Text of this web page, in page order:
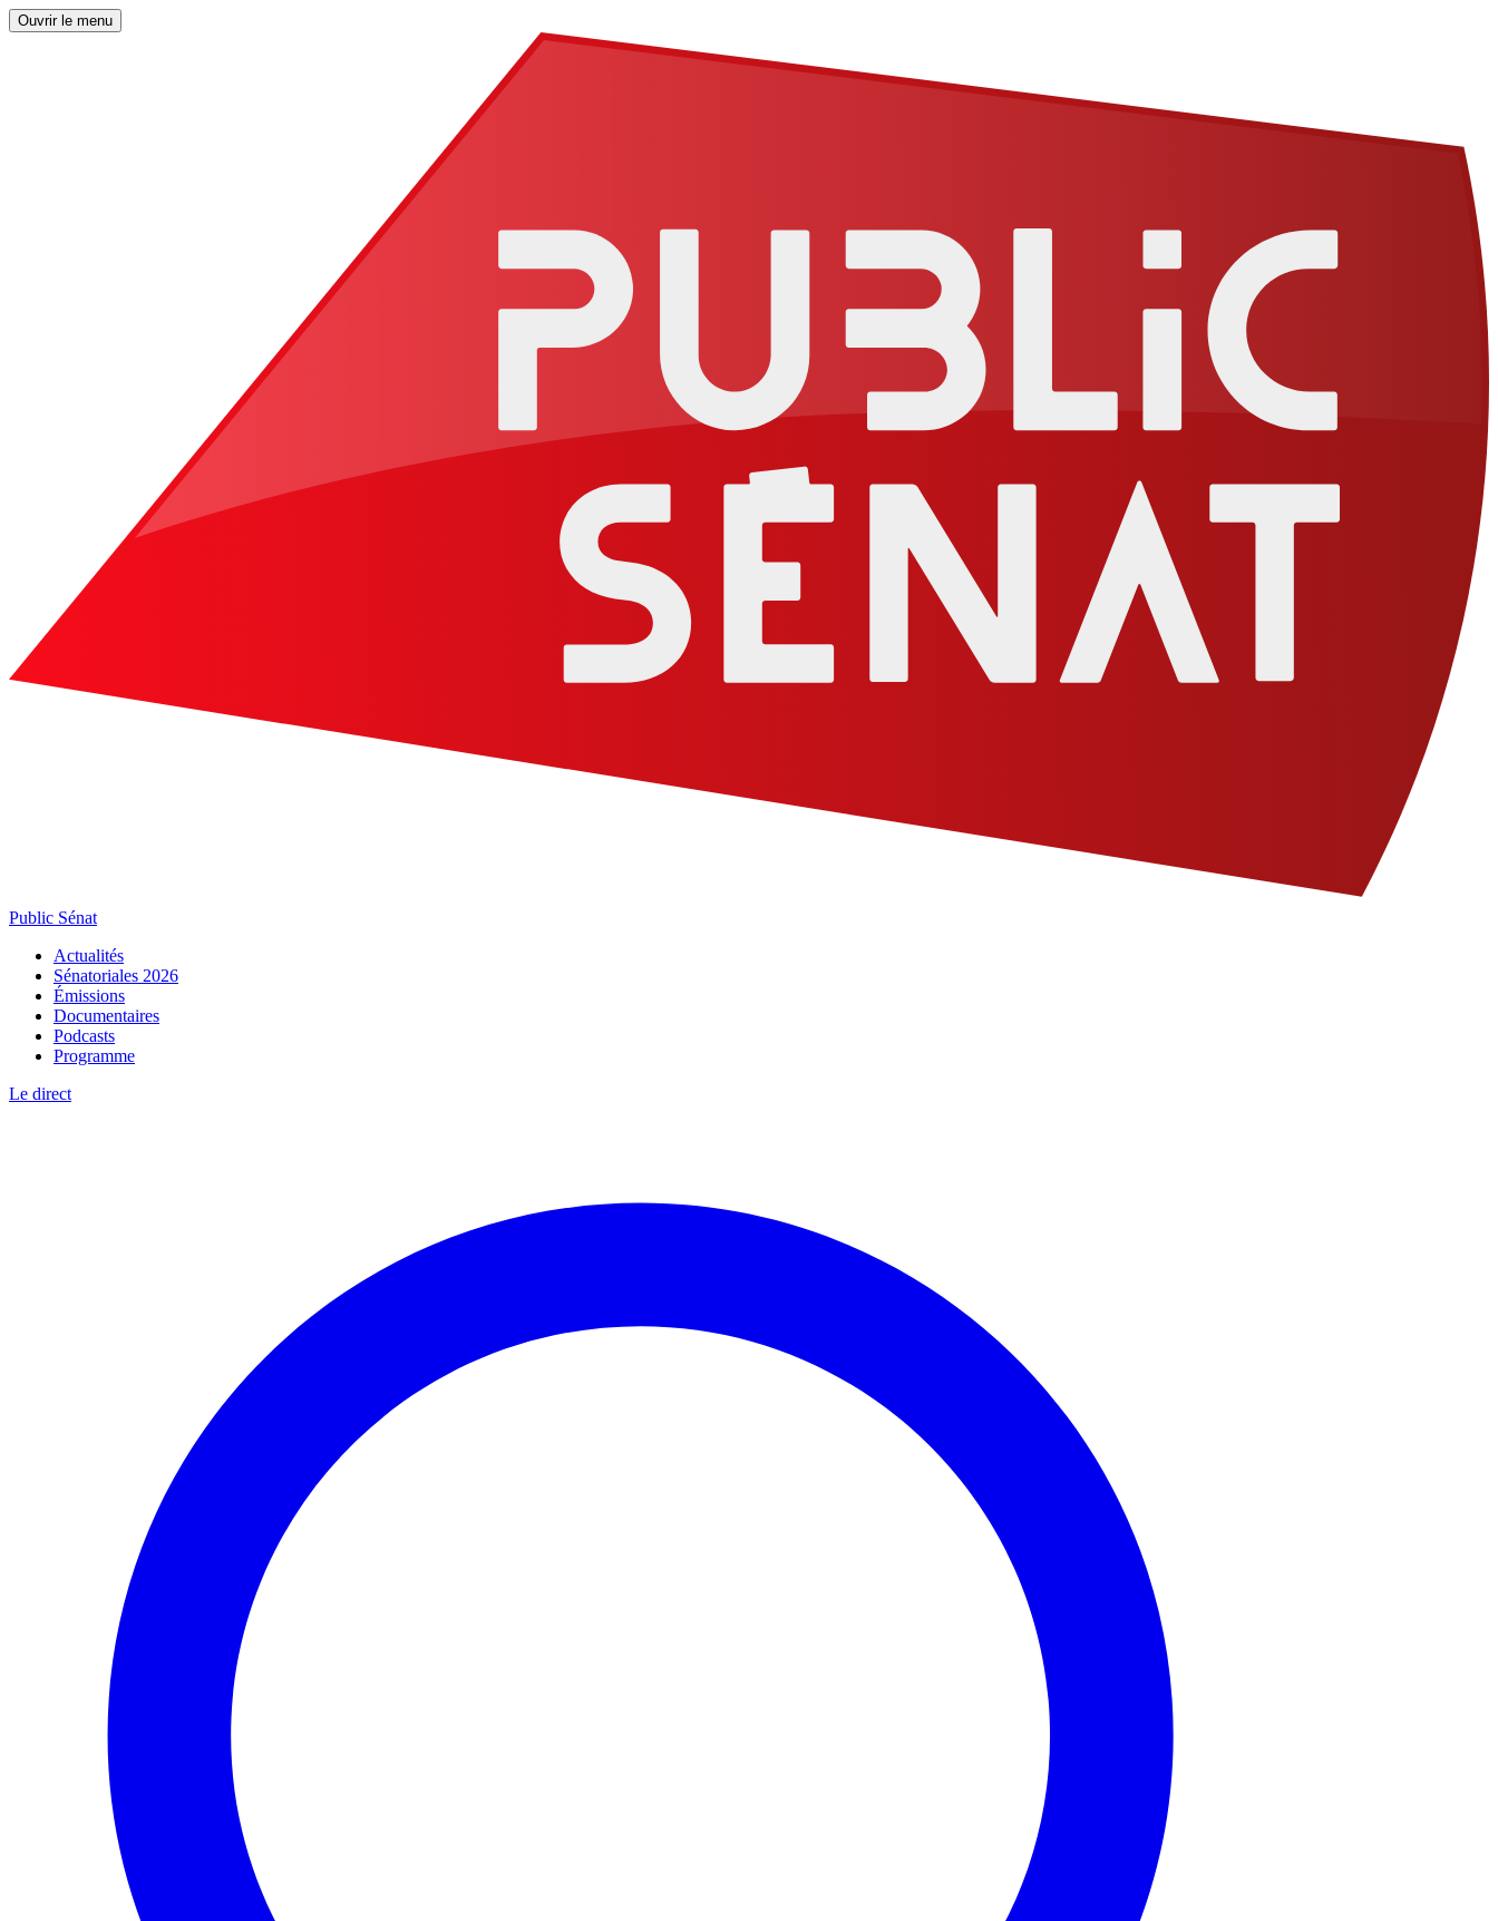
Ouvrir le menu
Public Sénat
Actualités
Sénatoriales 2026
Émissions
Documentaires
Podcasts
Programme
Le direct